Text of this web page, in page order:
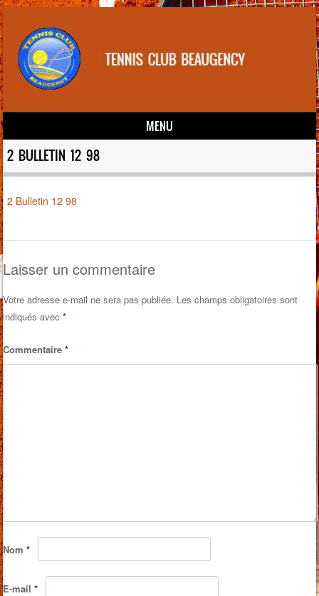
MENU
Skip to content
2 BULLETIN 12 98
2 Bulletin 12 98
Laisser un commentaire
Votre adresse e-mail ne sera pas publiée. Les champs obligatoires sont
indiqués avec*
Commentaire*
Nom*
E-mail*